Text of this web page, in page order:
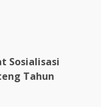
Sosialisasi
Tahun